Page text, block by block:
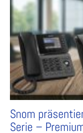
Snom
Serie –